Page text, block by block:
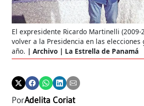
El expresidente Ricardo Martinelli (2009-
volver a la Presidencia en las elecciones
año.
Archivo | La Estrella de Panamá
PorAdelita Coriat